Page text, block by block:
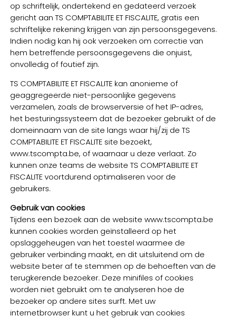
op schriftelijk, ondertekend en gedateerd verzoek
gericht aan TS COMPTABILITE ET FISCALITE, gratis een
schriftelijke rekening krijgen van zijn persoonsgegevens.
Indien nodig kan hij ook verzoeken om correctie van
hem betreffende persoonsgegevens die onjuist,
onvolledig of foutief zijn.
TS COMPTABILITE ET FISCALITE kan anonieme of
geaggregeerde niet-persoonlijke gegevens
verzamelen, zoals de browserversie of het IP-adres,
het besturingssysteem dat de bezoeker gebruikt of de
domeinnaam van de site langs waar hij/zij de TS
COMPTABILITE ET FISCALITE site bezoekt,
www.tscompta.be, of waarnaar u deze verlaat. Zo
kunnen onze teams de website TS COMPTABILITE ET
FISCALITE voortdurend optimaliseren voor de
gebruikers.
Gebruik van cookies
Tijdens een bezoek aan de website www.tscompta.be
kunnen cookies worden geïnstalleerd op het
opslaggeheugen van het toestel waarmee de
gebruiker verbinding maakt, en dit uitsluitend om de
website beter af te stemmen op de behoeften van de
terugkerende bezoeker. Deze minifiles of cookies
worden niet gebruikt om te analyseren hoe de
bezoeker op andere sites surft. Met uw
internetbrowser kunt u het gebruik van cookies